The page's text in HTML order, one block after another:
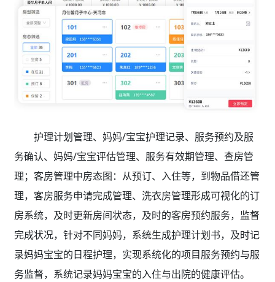
护理计划管理、妈妈/宝宝护理记录、服务预约及服
务确认、妈妈/宝宝评估管理、服务有效期管理、查房管
理；客房管理中房态图：从预订、入住等，到物品借还管
理，客房服务申请完成管理、洗衣房管理形成可视化的订
房系统，及时更新房间状态，及时的客房预约服务，监督
完成状况，针对不同妈妈，系统生成护理计划书，及时记
录妈妈宝宝的日程护理，实现系统化的项目服务预约与服
务监督，系统记录妈妈宝宝的入住与出院的健康评估。